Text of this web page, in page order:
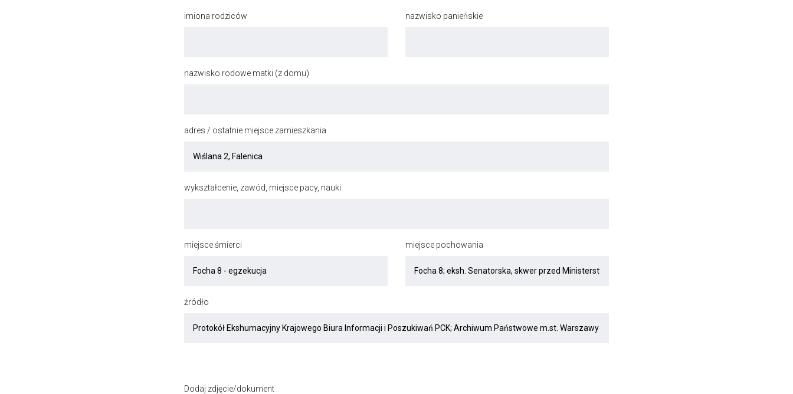
imiona rodziców nazwisko panieńskie
nazwisko rodowe matki (z domu)
adres / ostatnie miejsce zamieszkania
wykształcenie, zawód, miejsce pacy, nauki
miejsce śmierci miejsce pochowania
źródło
Dodaj zdjęcie/dokument